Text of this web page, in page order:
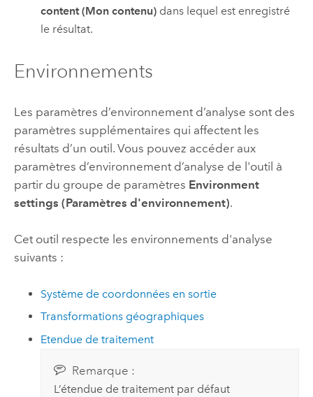
content (Mon contenu) dans lequel est enregistré
le résultat.
Environnements
Les paramètres d’environnement d’analyse sont des
paramètres supplémentaires qui affectent les
résultats d’un outil. Vous pouvez accéder aux
paramètres d’environnement d’analyse de l'outil à
partir du groupe de paramètres Environment
settings (Paramètres d'environnement).
Cet outil respecte les environnements d'analyse
suivants :
Système de coordonnées en sortie
Transformations géographiques
Etendue de traitement
Remarque :
L’étendue de traitement par défaut